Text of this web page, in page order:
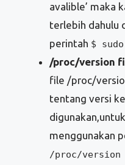
avalible’ maka
terlebih dahulu
perintah $
/proc/version
file /proc/
tentang versi
menggunakan
/proc/version